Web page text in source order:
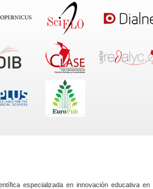
especializada en innovación educativa en